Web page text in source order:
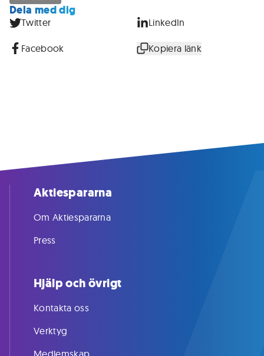
Dela med dig
Twitter LinkedIn
Facebook Kopiera länk
Aktiespararna
Om Aktiespararna
Press
Hjälp och övrigt
Kontakta oss
Verktyg
Medlemskap